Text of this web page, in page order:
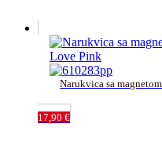
Narukvica sa
17,90 €